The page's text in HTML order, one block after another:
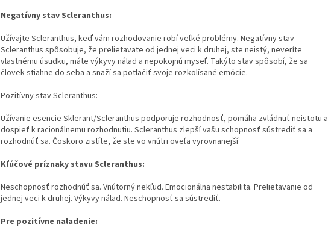
Negatívny stav Scleranthus:
Užívajte Scleranthus, keď vám rozhodovanie robí veľké problémy. Negatívny stav
Scleranthus spôsobuje, že prelietavate od jednej veci k druhej, ste neistý, neveríte
vlastnému úsudku, máte výkyvy nálad a nepokojnú myseľ. Takýto stav spôsobí, že sa
človek stiahne do seba a snaží sa potlačiť svoje rozkolísané emócie.
Pozitívny stav Scleranthus:
Užívanie esencie Sklerant/Scleranthus podporuje rozhodnosť, pomáha zvládnuť neistotu a
dospieť k racionálnemu rozhodnutiu. Scleranthus zlepší vašu schopnosť sústrediť sa a
rozhodnúť sa. Čoskoro zistíte, že ste vo vnútri oveľa vyrovnanejší
Kľúčové príznaky stavu Scleranthus:
Neschopnosť rozhodnúť sa. Vnútorný nekľud. Emocionálna nestabilita. Prelietavanie od
jednej veci k druhej. Výkyvy nálad. Neschopnosť sa sústrediť.
Pre pozitívne naladenie: